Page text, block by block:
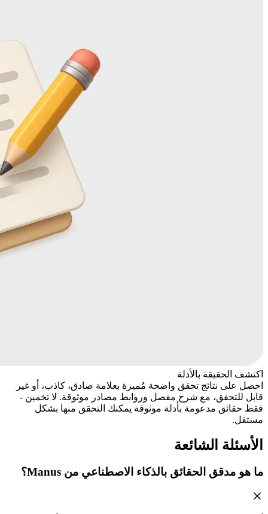
اكتشف الحقيقة بالأدلة
احصل على نتائج تحقق واضحة مُميزة بعلامة صادق، كاذب، أو غير
قابل للتحقق، مع شرح مفصل وروابط مصادر موثوقة. لا تخمين -
فقط حقائق مدعومة بأدلة موثوقة يمكنك التحقق منها بشكل
مستقل.
الأسئلة الشائعة
ما هو مدقق الحقائق بالذكاء الاصطناعي من Manus؟